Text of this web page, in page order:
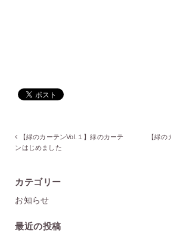
【緑のカーテンVol.１】緑のカーテ
ンはじめました
【緑の
カテゴリー
お知らせ
最近の投稿